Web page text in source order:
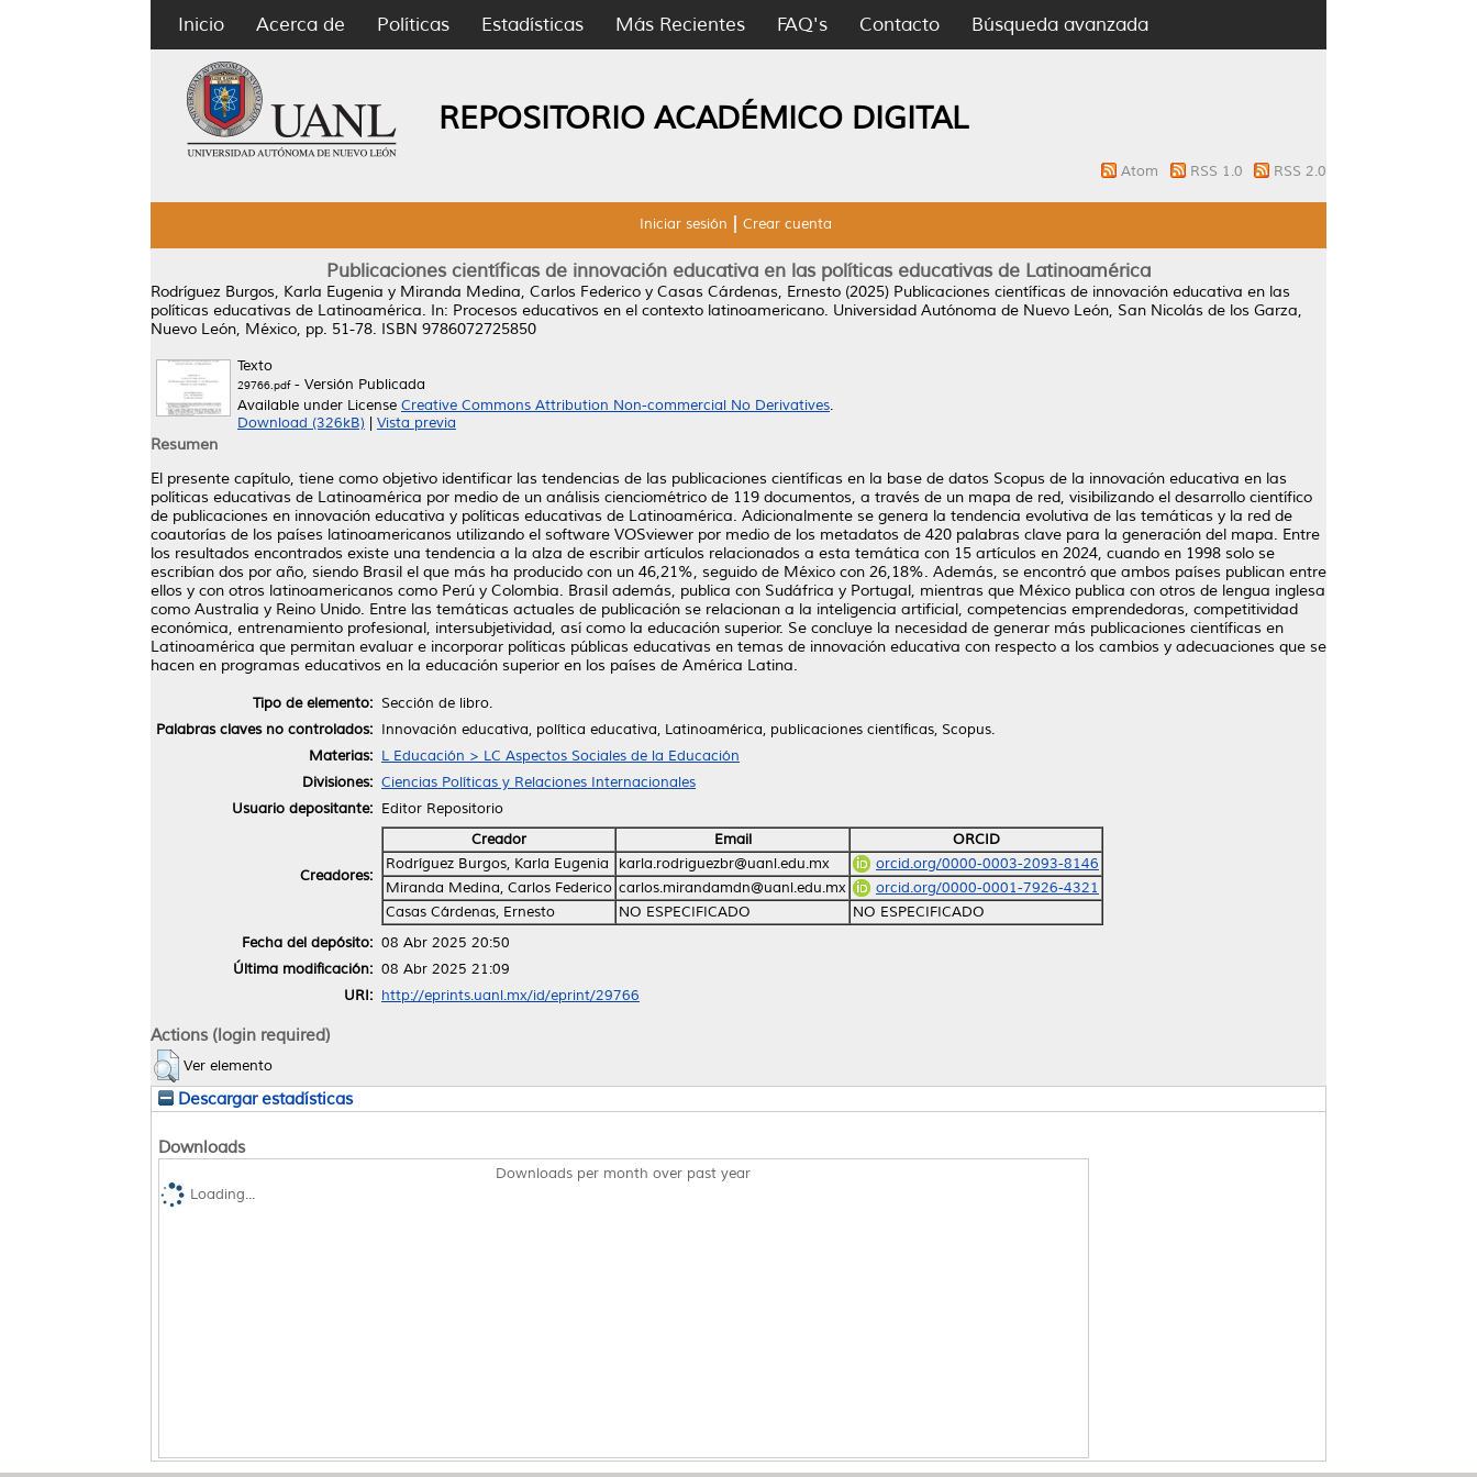
Inicio Acerca de Políticas Estadísticas Más Recientes FAQ's Contacto Búsqueda avanzada
REPOSITORIO ACADÉMICO DIGITAL
Atom RSS 1.0 RSS 2.0
Iniciar sesión Crear cuenta
Publicaciones científicas de innovación educativa en las políticas educativas de Latinoamérica
Rodríguez Burgos, Karla Eugenia y Miranda Medina, Carlos Federico y Casas Cárdenas, Ernesto (2025) Publicaciones científicas de innovación educativa en las
políticas educativas de Latinoamérica. In: Procesos educativos en el contexto latinoamericano. Universidad Autónoma de Nuevo León, San Nicolás de los Garza,
Nuevo León, México, pp. 51-78. ISBN 9786072725850
Texto
29766.pdf- Versión Publicada
Available under License Creative Commons Attribution Non-commercial No Derivatives.
Download (326kB)
Vista previa
Resumen
El presente capítulo, tiene como objetivo identificar las tendencias de las publicaciones científicas en la base de datos Scopus de la innovación educativa en las
políticas educativas de Latinoamérica por medio de un análisis cienciométrico de 119 documentos, a través de un mapa de red, visibilizando el desarrollo científico
de publicaciones en innovación educativa y políticas educativas de Latinoamérica. Adicionalmente se genera la tendencia evolutiva de las temáticas y la red de
coautorías de los países latinoamericanos utilizando el software VOSviewer por medio de los metadatos de 420 palabras clave para la generación del mapa. Entre
los resultados encontrados existe una tendencia a la alza de escribir artículos relacionados a esta temática con 15 artículos en 2024, cuando en 1998 solo se
escribían dos por año, siendo Brasil el que más ha producido con un 46,21%, seguido de México con 26,18%. Además, se encontró que ambos países publican entre
ellos y con otros latinoamericanos como Perú y Colombia. Brasil además, publica con Sudáfrica y Portugal, mientras que México publica con otros de lengua inglesa
como Australia y Reino Unido. Entre las temáticas actuales de publicación se relacionan a la inteligencia artificial, competencias emprendedoras, competitividad
económica, entrenamiento profesional, intersubjetividad, así como la educación superior. Se concluye la necesidad de generar más publicaciones científicas en
Latinoamérica que permitan evaluar e incorporar políticas públicas educativas en temas de innovación educativa con respecto a los cambios y adecuaciones que se
hacen en programas educativos en la educación superior en los países de América Latina.
Tipo de elemento: Sección de libro.
Palabras claves no controlados: Innovación educativa, política educativa, Latinoamérica, publicaciones científicas, Scopus.
Materias: L Educación > LC Aspectos Sociales de la Educación
Divisiones: Ciencias Políticas y Relaciones Internacionales
Usuario depositante: Editor Repositorio
Creadores:
Creador Email
ORCID
Rodríguez Burgos, Karla Eugenia
karla.rodriguezbr@uanl.edu.mx
orcid.org/0000-0003-2093-8146
Miranda Medina, Carlos Federico carlos.mirandamdn@uanl.edu.mx
orcid.org/0000-0001-7926-4321
Casas Cárdenas, Ernesto
NO ESPECIFICADO
NO ESPECIFICADO
Fecha del depósito: 08 Abr 2025 20:50
Última modificación: 08 Abr 2025 21:09
URI: http://eprints.uanl.mx/id/eprint/29766
Actions (login required)
Ver elemento
Descargar estadísticas
Downloads
Downloads per month over past year
Loading...